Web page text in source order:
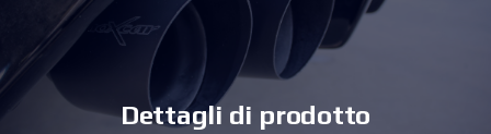
Dettagli di prodotto